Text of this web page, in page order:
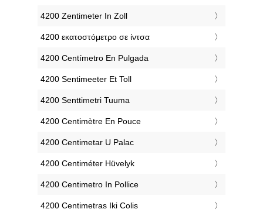
‎4200 Zentimeter In Zoll
‎4200 εκατοστόμετρο σε ίντσα
‎4200 Centímetro En Pulgada
‎4200 Sentimeeter Et Toll
‎4200 Senttimetri Tuuma
‎4200 Centimètre En Pouce
‎4200 Centimetar U Palac
‎4200 Centiméter Hüvelyk
‎4200 Centimetro In Pollice
‎4200 Centimetras Iki Colis